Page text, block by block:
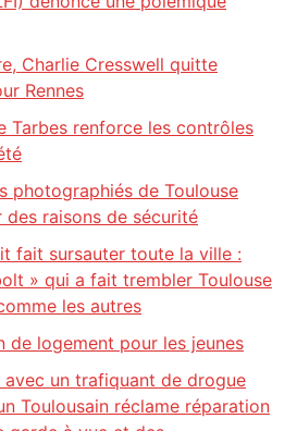
Charlie Cresswell quitte
Rennes
Tarbes renforce les contrôles
photographiés de Toulouse
raisons de sécurité
fait sursauter toute la ville :
» qui a fait trembler Toulouse
les autres
de logement pour les jeunes
un trafiquant de drogue
Toulousain réclame réparation